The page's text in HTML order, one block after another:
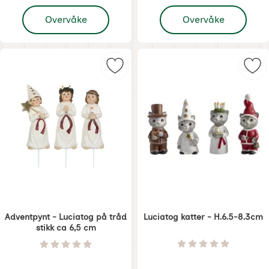
Overvåke
, Luciatog varmevannlysestake
Overvåke
, Luciatog
Adventpynt - Luciatog på tråd
stikk ca 6,5 cm
Varenummer 6803Vurdering: 0 Stjerne av 5
Merk adventpynt - Luciatog på
Luciatog katter - H.6.5-8.3cm
Varenummer 8448Vurdering: 0